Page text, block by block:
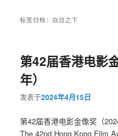
标签归档： 白日之下
第42届香港电影
年）
发表于2024年4月15日
第42届香港电影金像奖（
The 42nd Hong Kong Film